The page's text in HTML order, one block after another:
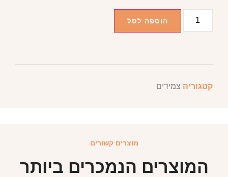
הוספה לסל
קטגוריה צמידים
מוצרים קשורים
המוצרים הנמכרים ביותר